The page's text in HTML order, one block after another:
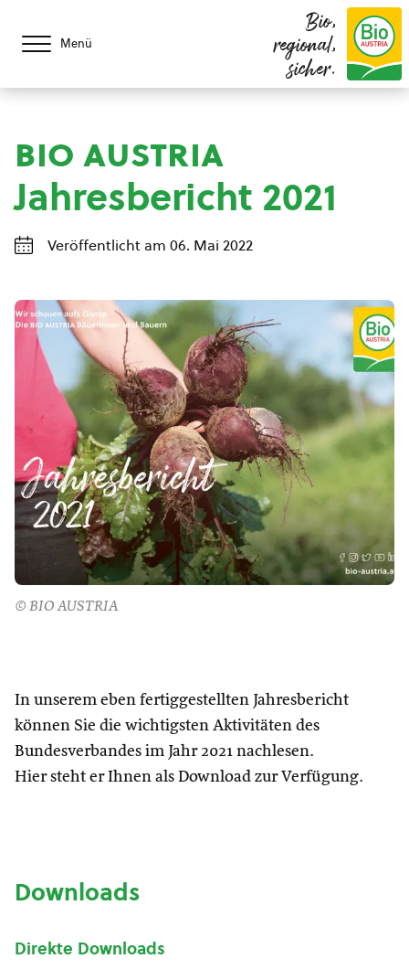
Menü
Bio,
regional,
sicher.
bio austria
Jahresbericht 2021
Veröffentlicht am 06. Mai 2022
© BIO AUSTRIA
In unserem eben fertiggestellten Jahresbericht
können Sie die wichtigsten Aktivitäten des
Bundesverbandes im Jahr 2021 nachlesen.
Hier steht er Ihnen als Download zur Verfügung.
Downloads
Direkte Downloads